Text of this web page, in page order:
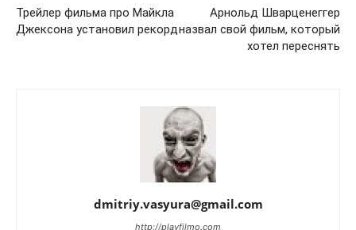
Трейлер фильма про Майкла
Джексона установил рекорд
Арнольд Шварценеггер
назвал свой фильм, который
хотел переснять
dmitriy.vasyura@gmail.com
http://playfilmo.com